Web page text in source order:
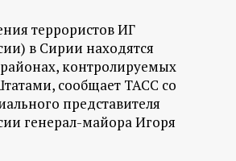
террористов ИГ
в Сирии находятся
контролируемых
сообщает ТАСС со
представителя
генерал-майора Игоря